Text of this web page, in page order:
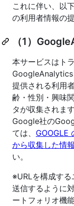
これに伴い、以
の利用者情報の
（1）
本サービスはト
GoogleAnalytics
提供される利用
齢・性別・興味
タが収集されます
Google社の
ては、 GOOGLE
から収集した情
い。
※URLを構成す
送信するように
ートフォリオ機